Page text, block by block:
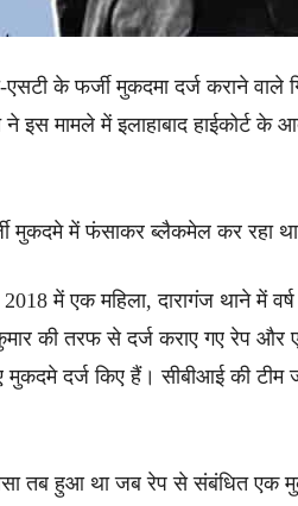
के फर्जी मुकदमा दर्ज कराने वाले
मामले में इलाहाबाद हाईकोर्ट के
मुकदमे में फंसाकर ब्लैकमेल कर रहा
में एक महिला, दारागंज थाने में
की तरफ से दर्ज कराए गए रेप और
दर्ज किए हैं। सीबीआई की
तब हुआ था जब रेप से संबंधित एक